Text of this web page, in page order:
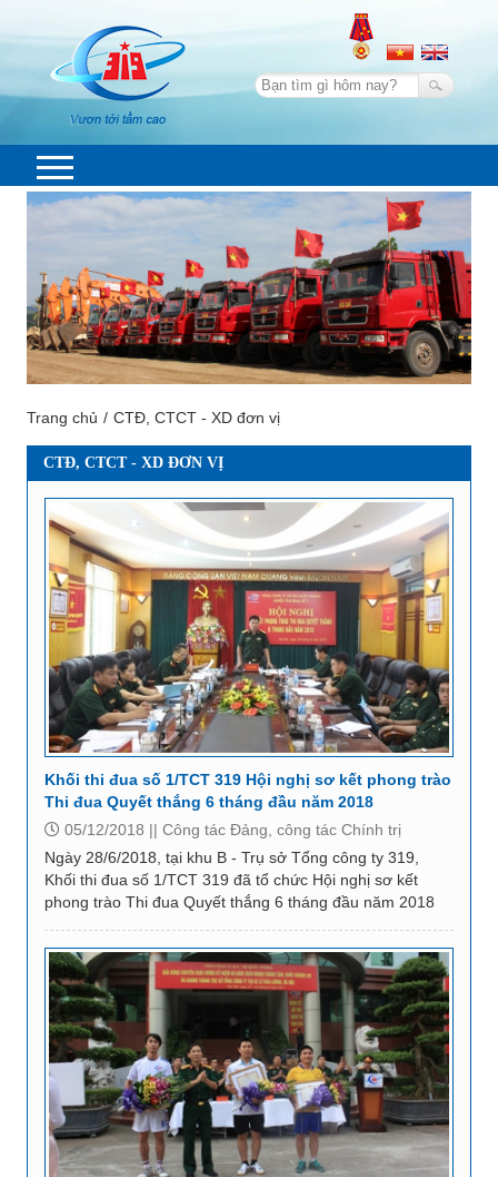
Trang chủ CTĐ, CTCT - XD đơn vị
CTĐ, CTCT - XD ĐƠN VỊ
Khối thi đua số 1/TCT 319 Hội nghị sơ kết phong trào
Thi đua Quyết thắng 6 tháng đầu năm 2018
05/12/2018 || Công tác Đảng, công tác Chính trị
Ngày 28/6/2018, tại khu B - Trụ sở Tổng công ty 319,
Khối thi đua số 1/TCT 319 đã tổ chức Hội nghị sơ kết
phong trào Thi đua Quyết thắng 6 tháng đầu năm 2018